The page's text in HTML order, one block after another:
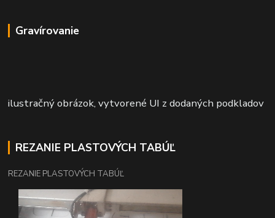
Gravírovanie
ilustračný obrázok, vytvorené UI z dodaných podkladov
REZANIE PLASTOVÝCH TABÚĽ
REZANIE PLASTOVÝCH TABÚĽ